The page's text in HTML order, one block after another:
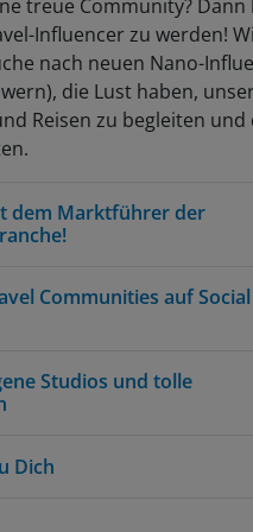
treue Community? Dann
Influencer zu werden!
nach neuen Nano-
die Lust haben,
Reisen zu begleiten
dem Marktführer der
Kreativität macht
uns die Idee einer
Welt die Zeit finden, ihre
zu fördern, die im Alltag
Gruppe Gleichgesinnter in
Communities auf Social
sind wir auf unseren
sogar den legendären
uns mehr als 111.000
Studios und tolle
Posts werden
Dich